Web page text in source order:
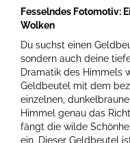
Fesselndes Fotomotiv:
Wolken
Du suchst einen
sondern auch deine
Dramatik des Himmels
Geldbeutel mit dem
einzelnen,
Himmel genau das
fängt die wilde
ein. Dieser Geldbeutel